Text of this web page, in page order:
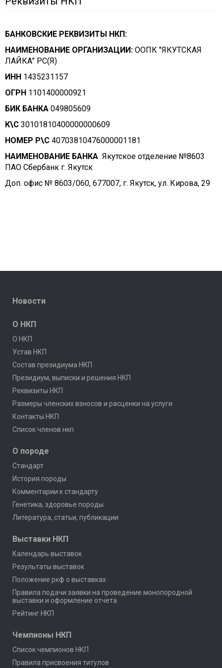
БАНКОВСКИЕ РЕКВИЗИТЫ НКП:
НАИМЕНОВАНИЕ ОРГАНИЗАЦИИ: ООПК "ЯКУТСКАЯ
ЛАЙКА" РС(Я)
ИНН 1435231157
ОГРН 1101400000921
БИК БАНКА 049805609
К\С 30101810400000000609
НОМЕР Р\С 40703810476000001181
НАИМЕНОВАНИЕ БАНКА Якутское отделение №8603
ПАО Сбербанк г. Якутск
Доп. офис № 8603/060, 677007, г. Якутск, ул. Кирова, 29
Новости
О НКП
О НКП
Устав НКП
Состав президиума НКП
Президиум, выписки и решения НКП
Реквизиты НКП
Размеры членских взносов и расценки на услуги
Контакты НКП
Список членов нкп
О породе
Стандарт
История породы
Комментарии к стандарту
Генетика, здоровье породы
Литература, статьи, публикации
Выставки НКП
Календарь выставок
Результаты выставок
Положение ркф о выставках
Правила подачи заявки на проведение монопородной
выставки и оформление отчета
Рейтинг НКП
Чемпионы НКП
Список чемпионов НКП
Правила присвоения титулов